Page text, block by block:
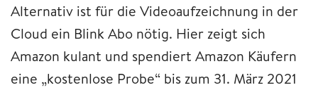
Alternativ ist für die Videoaufzeichnung in der
Cloud ein Blink Abo nötig. Hier zeigt sich
Amazon kulant und spendiert Amazon Käufern
eine „kostenlose Probe“ bis zum 31. März 2021